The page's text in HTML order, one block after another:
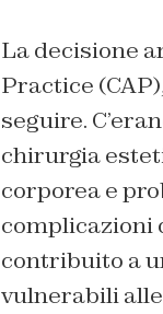
La decisione
Practice
seguire.
chirurgia
corporea e
complicazioni
contribuito a
vulnerabili